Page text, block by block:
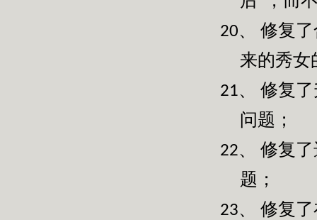
20、
修复
来的秀女
21、
修复
问题；
22、
修复
题；
23、
修复